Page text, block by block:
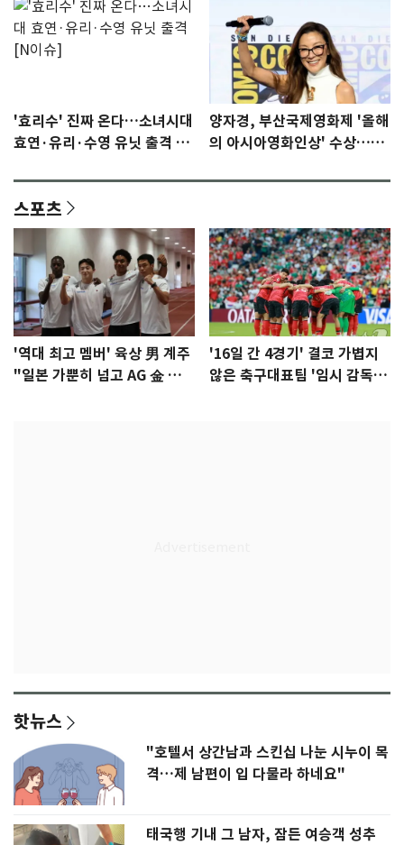
'효리수' 진짜 온다…소녀시대
효연·유리·수영 유닛 출격 [N
양자경, 부산국제영화제 '올해
의 아시아영화인상' 수상…15
스포츠
'역대 최고 멤버' 육상 男 계주
"일본 가뿐히 넘고 AG 金 따겠
'16일 간 4경기' 결코 가볍지
않은 축구대표팀 '임시 감독'
핫뉴스
"호텔서 상간남과 스킨십 나눈 시누이 목
격…제 남편이 입 다물라 하네요"
태국행 기내 그 남자, 잠든 여승객 성추